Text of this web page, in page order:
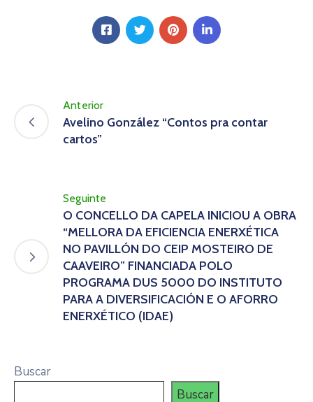
Anterior
Avelino González “Contos pra contar
cartos”
Seguinte
O CONCELLO DA CAPELA INICIOU A OBRA
“MELLORA DA EFICIENCIA ENERXÉTICA
NO PAVILLÓN DO CEIP MOSTEIRO DE
CAAVEIRO” FINANCIADA POLO
PROGRAMA DUS 5000 DO INSTITUTO
PARA A DIVERSIFICACIÓN E O AFORRO
ENERXÉTICO (IDAE)
Buscar
Buscar